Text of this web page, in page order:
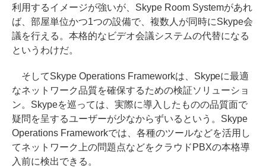
利用するイメージが強いが、Skype Room Systemがあれ
ば、部屋単位かつ1つの設備で、複数人が同時にSkype会
議を行える。本格的なビデオ会議システムの代替になる
というわけだ。
そしてSkype Operations Frameworkは、Skypeに最適
なネットワーク品質を確保するための検証ソリューショ
ン。Skypeを巡っては、実際に導入したものの品質面で
疑問を呈するユーザーが少なからずいるという。Skype
Operations Frameworkでは、各種のツールなどを活用し
てネットワーク上の問題点などをクラウドPBXの本格導
入前に検出できる。